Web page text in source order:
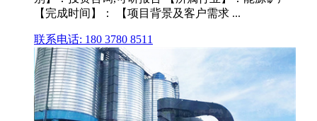
【完成时间】： 【项目背景及客户需求 ...
联系电话: 180 3780 8511